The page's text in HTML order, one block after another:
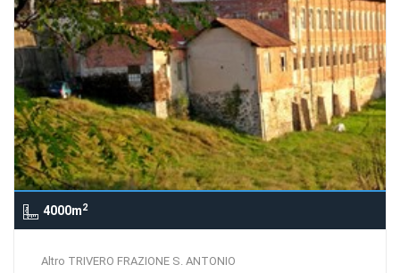
4000m2
Altro TRIVERO FRAZIONE S. ANTONIO